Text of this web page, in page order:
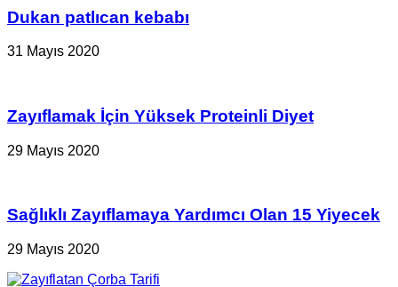
Dukan patlıcan kebabı
31 Mayıs 2020
Zayıflamak İçin Yüksek Proteinli Diyet
29 Mayıs 2020
Sağlıklı Zayıflamaya Yardımcı Olan 15 Yiyecek
29 Mayıs 2020